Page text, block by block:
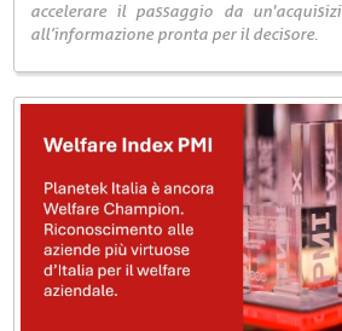
accelerare il passaggio da
all’informazione pronta per il decisore.